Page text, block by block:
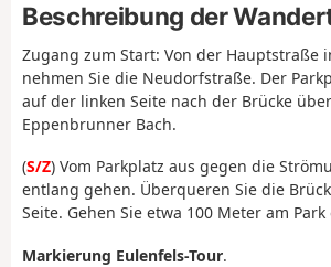
Beschreibung der
Zugang zum Start: Von der Hauptstraße
nehmen Sie die Neudorfstraße. Der
auf der linken Seite nach der Brücke
Eppenbrunner Bach.
(S/Z) Vom Parkplatz aus gegen die
entlang gehen. Überqueren Sie die
Seite. Gehen Sie etwa 100 Meter am
Markierung Eulenfels-Tour.